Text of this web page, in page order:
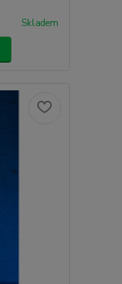
Skladem